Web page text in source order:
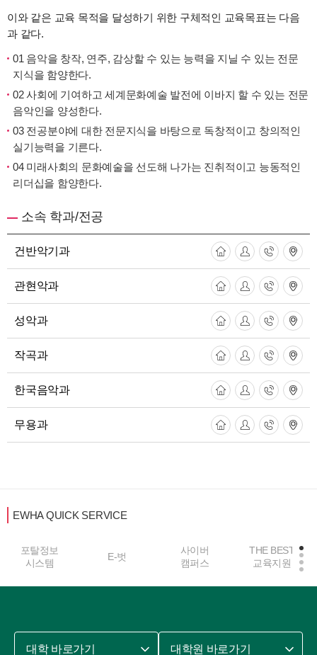
이와 같은 교육 목적을 달성하기 위한 구체적인 교육목표는 다음
과 같다.
01 음악을 창작, 연주, 감상할 수 있는 능력을 지닐 수 있는 전문
지식을 함양한다.
02 사회에 기여하고 세계문화예술 발전에 이바지 할 수 있는 전문
음악인을 양성한다.
03 전공분야에 대한 전문지식을 바탕으로 독창적이고 창의적인
실기능력을 기른다.
04 미래사회의 문화예술을 선도해 나가는 진취적이고 능동적인
리더십을 함양한다.
소속 학과/전공
건반악기과
관현악과
성악과
작곡과
한국음악과
무용과
EWHA QUICK SERVICE
포탈정보
시스템
E-벗
사이버
캠퍼스
THE BEST
교육지원
대학 바로가기 대학원 바로가기